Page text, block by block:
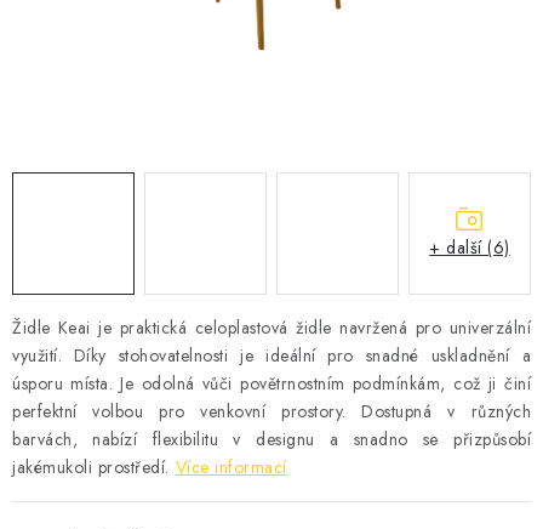
Obchodní podmínky
Židle Keai je praktická celoplastová židle navržená pro univerzální
využití. Díky stohovatelnosti je ideální pro snadné uskladnění a
úsporu místa. Je odolná vůči povětrnostním podmínkám, což ji činí
perfektní volbou pro venkovní prostory. Dostupná v různých
barvách, nabízí flexibilitu v designu a snadno se přizpůsobí
jakémukoli prostředí. Více informací
+ další (6)